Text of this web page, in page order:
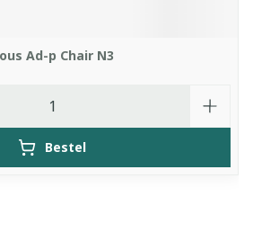
Ad-p Chair N3
Bestel